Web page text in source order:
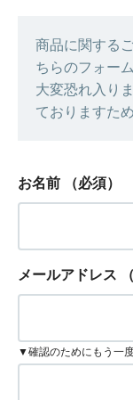
商品に関する
ちらのフォー
大変恐れ入り
ておりますた
お名前 （必須）
メールアドレス
▼確認のためにもう一